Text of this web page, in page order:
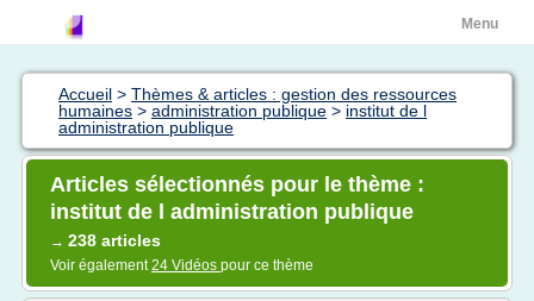
Menu
Accueil > Thèmes & articles : gestion des ressources
humaines > administration publique > institut de l
administration publique
Articles sélectionnés pour le thème :
institut de l administration publique
→ 238 articles
Voir également24 Vidéos pour ce thème